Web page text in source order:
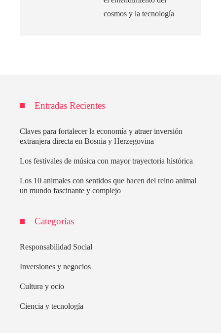
cosmos y la tecnología
Entradas Recientes
Claves para fortalecer la economía y atraer inversión
extranjera directa en Bosnia y Herzegovina
Los festivales de música con mayor trayectoria histórica
Los 10 animales con sentidos que hacen del reino animal
un mundo fascinante y complejo
Categorías
Responsabilidad Social
Inversiones y negocios
Cultura y ocio
Ciencia y tecnología